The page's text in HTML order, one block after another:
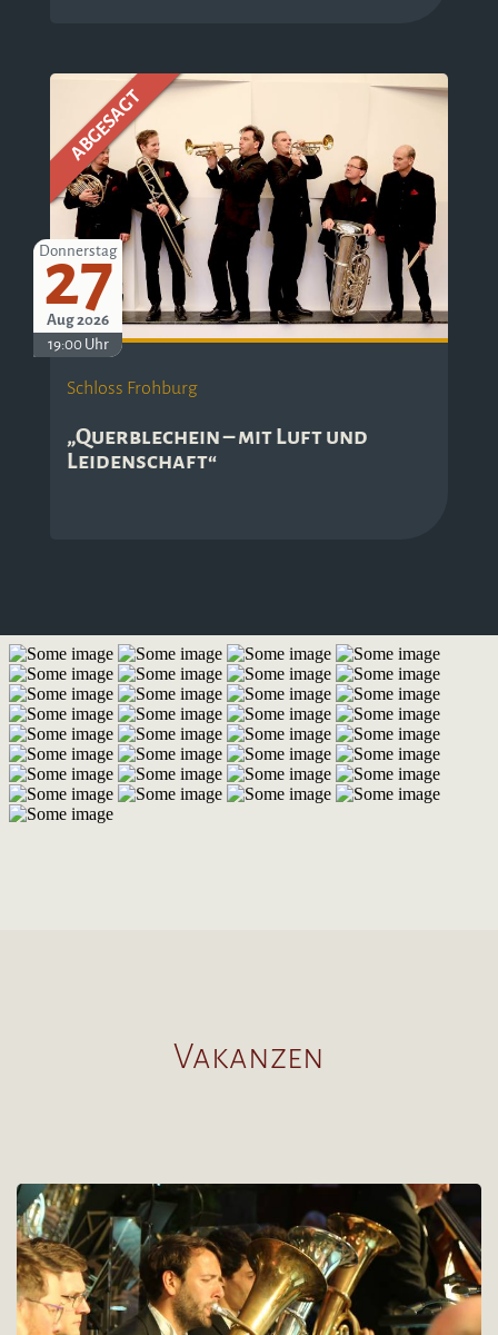
ABGESAGT
Donnerstag
27
Aug 2026
19:00 Uhr
Schloss Frohburg
„Querblechein – mit Luft und
Leidenschaft“
Vakanzen